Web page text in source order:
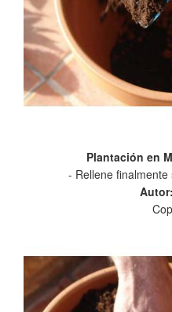
Plantación en
- Rellene
Autor: